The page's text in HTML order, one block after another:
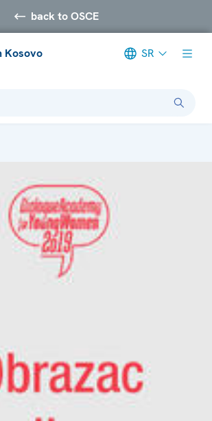
back to OSCE
Kosovo SR